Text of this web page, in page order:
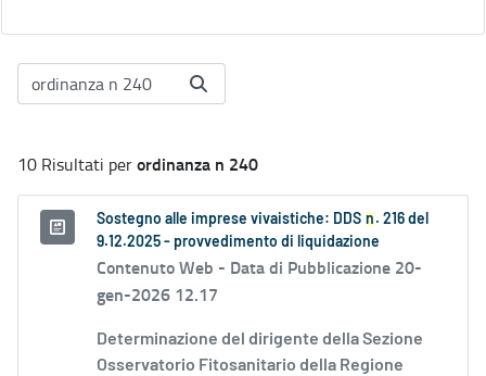
10 Risultati perordinanza n 240
Sostegno alle imprese vivaistiche: DDS n . 216 del
9.12.2025 - provvedimento di liquidazione
Contenuto Web - Data di Pubblicazione 20-
gen-2026 12.17
Determinazione del dirigente della Sezione
Osservatorio Fitosanitario della Regione